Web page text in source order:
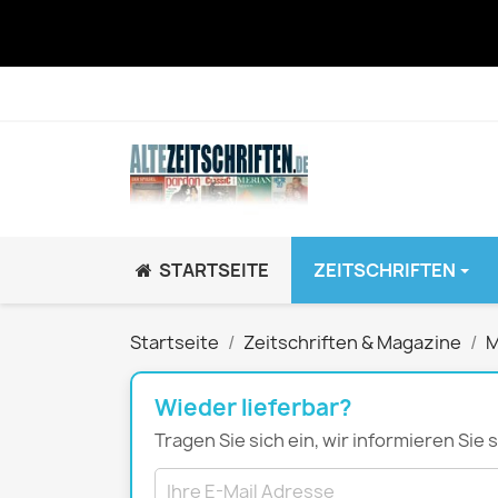
STARTSEITE ZEITSCHRIFTEN
JUGEND /
BRAVO GiRL!
BRAVO
hey!
Startseite Zeitschriften & Magazine
Wieder lieferbar?
Tragen Sie sich ein, wir informieren Sie